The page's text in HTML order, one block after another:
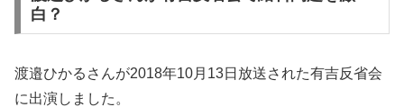
白？
渡邉ひかるさんが2018年10月13日放送された有吉反省会
に出演しました。